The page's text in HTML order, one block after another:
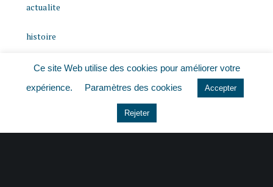
actualite
histoire
Le coin du dirigeant
Non classé
Ce site Web utilise des cookies pour améliorer votre
expérience.
Paramètres des cookies Accepter
Rejeter